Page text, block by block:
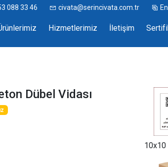
088 33 46 civata@serincivata.com.tr
Hizmetlerimiz İletişim
10x10
Dübel Vidası